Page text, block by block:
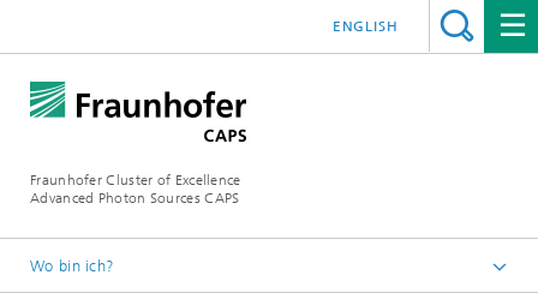
Fraunhofer Cluster of Excellence
Advanced Photon Sources CAPS
ENGLISH
Wo bin ich?